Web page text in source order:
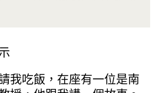
吃飯，在座有一位是南